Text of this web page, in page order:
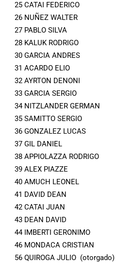
25 CATAI FEDERICO
26 NUÑEZ WALTER
27 PABLO SILVA
28 KALUK RODRIGO
30 GARCIA ANDRES
31 ACARDO ELIO
32 AYRTON DENONI
33 GARCIA SERGIO
34 NITZLANDER GERMAN
35 SAMITTO SERGIO
36 GONZALEZ LUCAS
37 GIL DANIEL
38 APPIOLAZZA RODRIGO
39 ALEX PIAZZE
40 AMUCH LEONEL
41 DAVID DEAN
42 CATAI JUAN
43 DEAN DAVID
44 IMBERTI GERONIMO
46 MONDACA CRISTIAN
56 QUIROGA JULIO (otorgado)